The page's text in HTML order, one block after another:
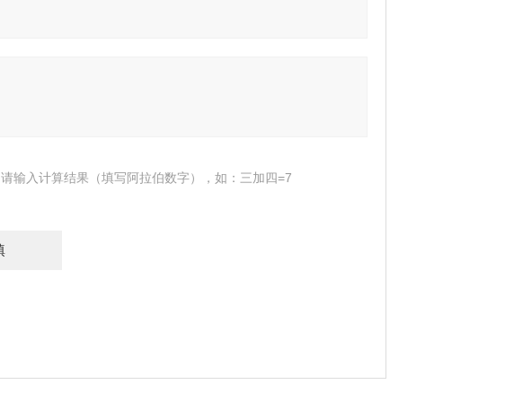
请输入计算结果（填写阿拉伯数字），如：三加四=7